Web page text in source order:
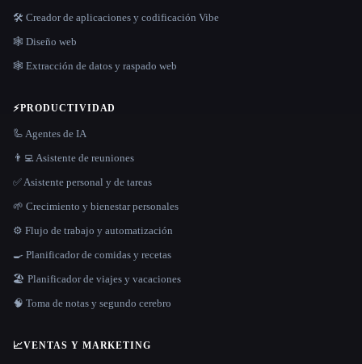
🛠️ Creador de aplicaciones y codificación Vibe
🕸 Diseño web
🕸️ Extracción de datos y raspado web
⚡PRODUCTIVIDAD
🦾 Agentes de IA
👨‍💻 Asistente de reuniones
✅ Asistente personal y de tareas
🌱 Crecimiento y bienestar personales
⚙️ Flujo de trabajo y automatización
🍳 Planificador de comidas y recetas
🏖 Planificador de viajes y vacaciones
🧠 Toma de notas y segundo cerebro
📈VENTAS Y MARKETING